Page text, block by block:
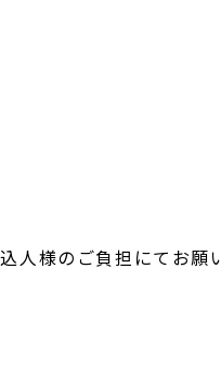
人様のご負担にてお願